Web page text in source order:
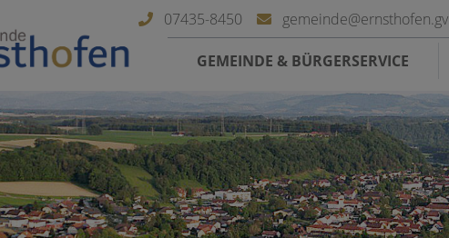
07435-8450
GEMEINDE & BÜRGERSERVICE